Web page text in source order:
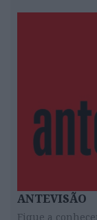
ANTEVISÃO
Fique a